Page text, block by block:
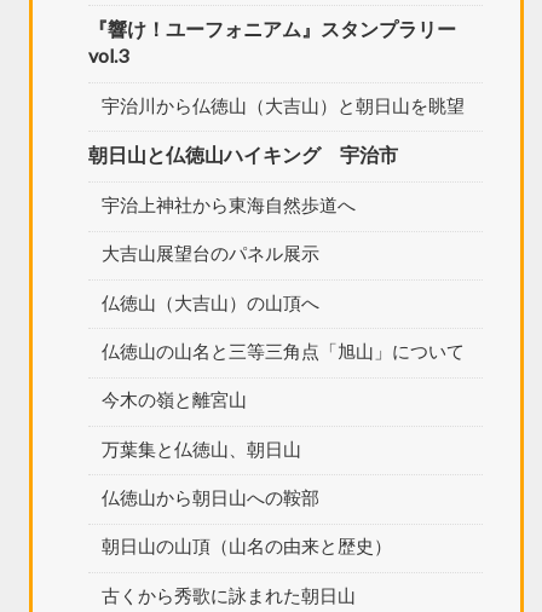
『響け！ユーフォニアム』スタンプラリー
vol.3
宇治川から仏徳山（大吉山）と朝日山を眺望
朝日山と仏徳山ハイキング 宇治市
宇治上神社から東海自然歩道へ
大吉山展望台のパネル展示
仏徳山（大吉山）の山頂へ
仏徳山の山名と三等三角点「旭山」について
今木の嶺と離宮山
万葉集と仏徳山、朝日山
仏徳山から朝日山への鞍部
朝日山の山頂（山名の由来と歴史）
古くから秀歌に詠まれた朝日山